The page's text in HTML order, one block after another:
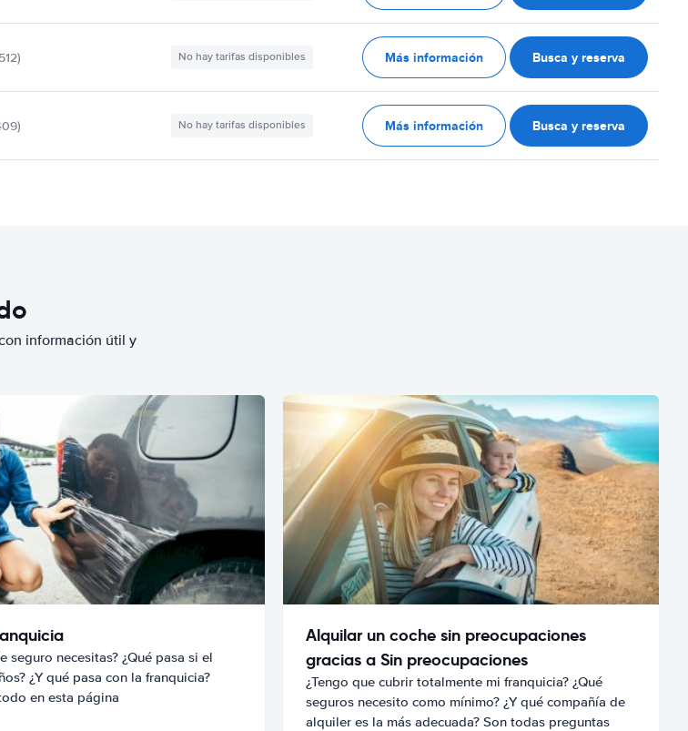
No hay tarifas disponibles Más información Busca y reserva
No hay tarifas disponibles Más información Busca y reserva
información útil y
seguro necesitas? ¿Qué pasa si el
¿Y qué pasa con la franquicia?
en esta página
Alquilar un coche sin preocupaciones
gracias a Sin preocupaciones
¿Tengo que cubrir totalmente mi franquicia? ¿Qué
seguros necesito como mínimo? ¿Y qué compañía de
alquiler es la más adecuada? Son todas preguntas